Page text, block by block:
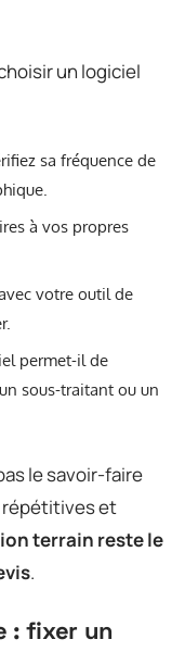
un logiciel
sa fréquence de
à vos propres
votre outil de
permet-il de
sous-traitant ou un
le savoir-faire
répétitives et
terrain reste le
.
: fixer un